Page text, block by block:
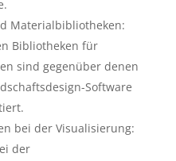
Materialbibliotheken:
Bibliotheken für
sind gegenüber denen
Software
bei der Visualisierung:
der